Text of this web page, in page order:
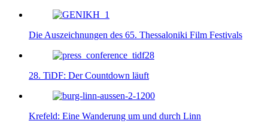
Die Auszeichnungen des 65. Thessaloniki Film Festivals
28. TiDF: Der Countdown läuft
Krefeld: Eine Wanderung um und durch Linn